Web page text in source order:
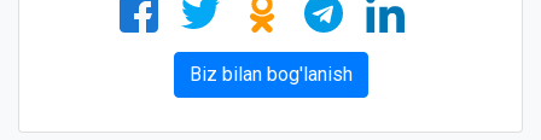
Biz bilan bog'lanish